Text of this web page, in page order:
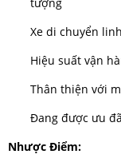
Xe di chuyển
Hiệu suất vận
Thân thiện với
Đang được ưu
Nhược Điểm: